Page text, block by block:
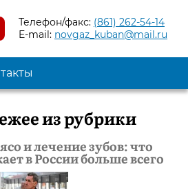
Телефон/факс: (861) 262-54-14
E-mail: novgaz_kuban@mail.ru
из рубрики
и лечение зубов: что
в России больше всего